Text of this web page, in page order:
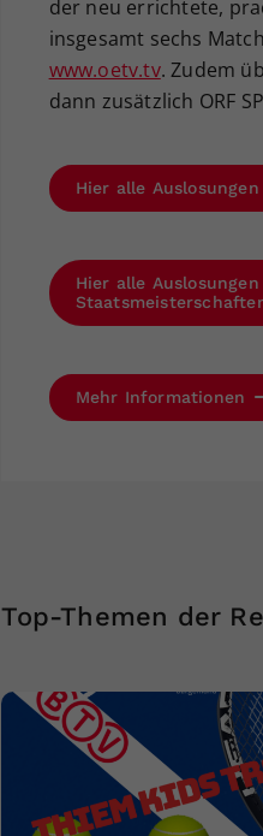
der neu errichtete,
insgesamt sechs
www.oetv.tv. Zudem
dann zusätzlich ORF
Hier alle
Hier alle
Mehr Informationen
Top-Themen der